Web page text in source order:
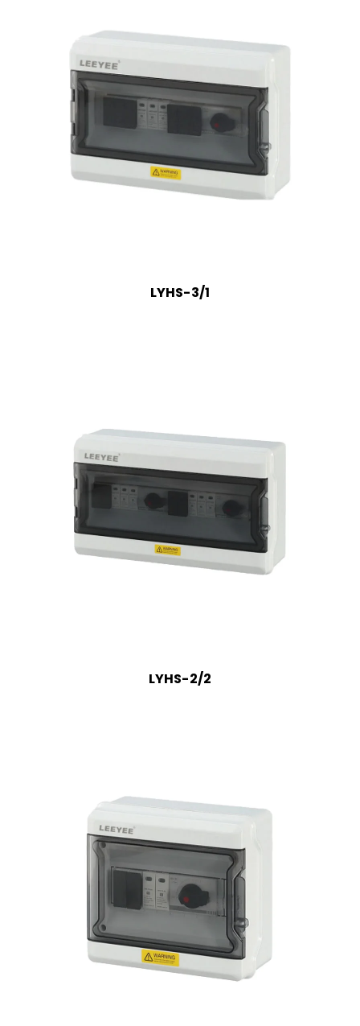
LYHS-3/1
LYHS-2/2